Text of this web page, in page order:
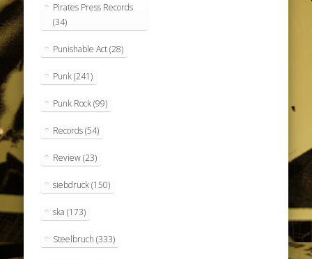
Pirates Press Records
(34)
Punishable Act(28)
Punk(241)
Punk Rock(99)
Records(54)
Review(23)
siebdruck(150)
ska (173)
Steelbruch (333)